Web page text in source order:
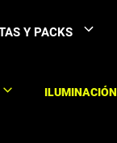
Y PACKS
ILUMINACIÓN